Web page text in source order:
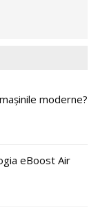
moderne?
eBoost Air